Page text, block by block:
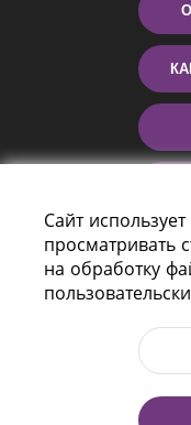
Пр-т
Сайт
просматривать
на обработку